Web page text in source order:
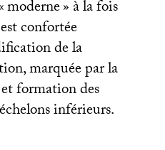
moderne» à la fois
confortée
de la
marquée par la
formation des
inférieurs.